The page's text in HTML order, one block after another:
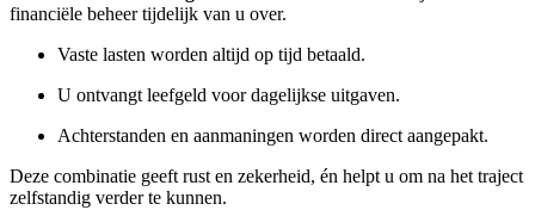
financiële beheer tijdelijk van u over.
Vaste lasten worden altijd op tijd betaald.
U ontvangt leefgeld voor dagelijkse uitgaven.
Achterstanden en aanmaningen worden direct aangepakt.
Deze combinatie geeft rust en zekerheid, én helpt u om na het traject
zelfstandig verder te kunnen.